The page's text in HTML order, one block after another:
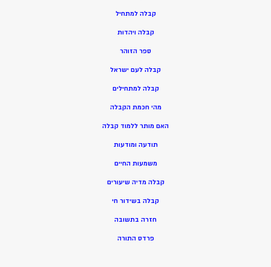
קבלה למתחיל
קבלה ויהדות
ספר הזוהר
קבלה לעם ישראל
קבלה למתחילים
מהי חכמת הקבלה
האם מותר ללמוד קבלה
תודעה ומודעות
משמעות החיים
קבלה מדיה שיעורים
קבלה בשידור חי
חזרה בתשובה
פרדס התורה